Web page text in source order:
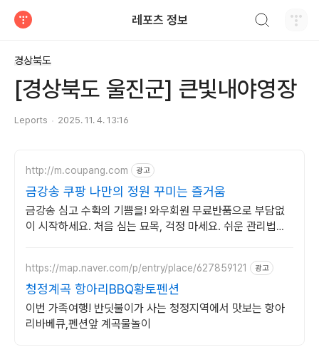
레포츠 정보
경상북도
[경상북도 울진군] 큰빛내야영장
Leports 2025. 11. 4. 13:16
http://m.coupang.com 광고
금강송 쿠팡 나만의 정원 꾸미는 즐거움
금강송 심고 수확의 기쁨을! 와우회원 무료반품으로 부담없
이 시작하세요. 처음 심는 묘목, 걱정 마세요. 쉬운 관리법으
https://map.naver.com/p/entry/place/627859121 광고
청정계곡 항아리BBQ황토펜션
이번 가족여행! 반딧불이가 사는 청정지역에서 맛보는 항아
리바베큐,펜션앞 계곡물놀이